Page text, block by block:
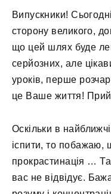
Випускники!
сторону великого,
що цей шлях буде
серйозних, але
уроків, перше
це Ваше життя!
Оскільки в
іспити, то побажаю,
прокрастинація … Та
вас не відвідує.